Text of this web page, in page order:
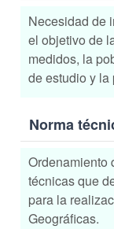
Necesidad de
el objetivo de
medidos, la
de estudio y
Norma
Ordenamiento
técnicas que
para la
Geográficas.